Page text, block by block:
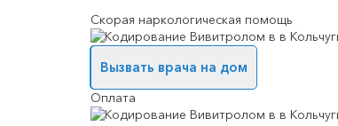
Скорая наркологическая помощь
Вызвать врача на дом
Оплата